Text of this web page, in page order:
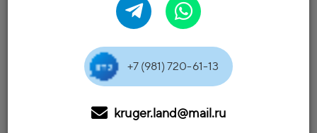
71900 ₽ +7 (981) 720-61-13
kruger.land@mail.ru